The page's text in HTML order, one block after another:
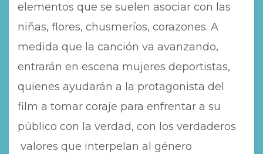
elementos que se suelen asociar con las
niñas, flores, chusmeríos, corazones. A
medida que la canción va avanzando,
entrarán en escena mujeres deportistas,
quienes ayudarán a la protagonista del
film a tomar coraje para enfrentar a su
público con la verdad, con los verdaderos
valores que interpelan al género